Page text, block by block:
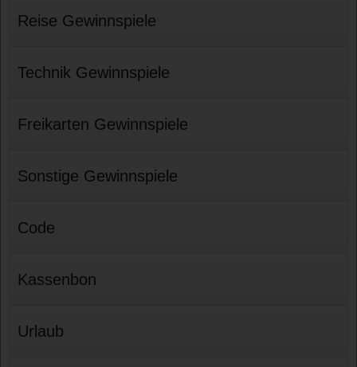
Reise Gewinnspiele
Technik Gewinnspiele
Freikarten Gewinnspiele
Sonstige Gewinnspiele
Code
Kassenbon
Urlaub